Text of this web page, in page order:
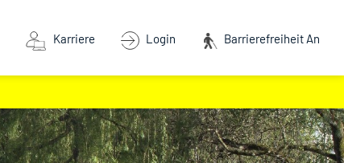
Karriere Login Barrierefreiheit An